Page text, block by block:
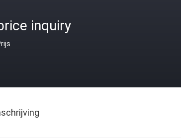
inquiry